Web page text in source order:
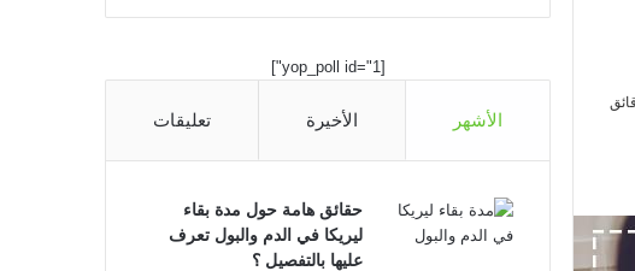
ن
b
ا
[yop_poll id="1"]
الأشهر الأخيرة تعليقات
حقائق هامة حول مدة بقاء
ليريكا في الدم والبول تعرف
عليها بالتفصيل ؟